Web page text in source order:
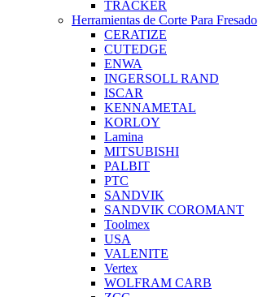
TRACKER
Herramientas de Corte Para Fresado
CERATIZE
CUTEDGE
ENWA
INGERSOLL RAND
ISCAR
KENNAMETAL
KORLOY
Lamina
MITSUBISHI
PALBIT
PTC
SANDVIK
SANDVIK COROMANT
Toolmex
USA
VALENITE
Vertex
WOLFRAM CARB